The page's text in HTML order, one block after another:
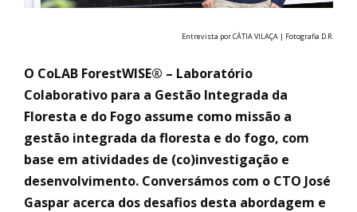
Entrevista por CÁTIA VILAÇA | Fotografia D.R.
O CoLAB ForestWISE® – Laboratório
Colaborativo para a Gestão Integrada da
Floresta e do Fogo assume como missão a
gestão integrada da floresta e do fogo, com
base em atividades de (co)investigação e
desenvolvimento. Conversámos com o CTO José
Gaspar acerca dos desafios desta abordagem e